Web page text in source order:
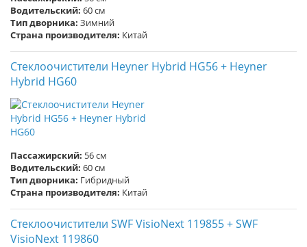
Водительский: 60 см
Тип дворника: Зимний
Страна производителя: Китай
Стеклоочистители Heyner Hybrid HG56 + Heyner
Hybrid HG60
Пассажирский: 56 см
Водительский: 60 см
Тип дворника: Гибридный
Страна производителя: Китай
Стеклоочистители SWF VisioNext 119855 + SWF
VisioNext 119860